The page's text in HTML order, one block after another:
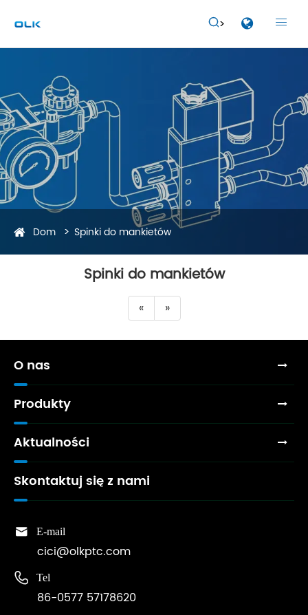
 
Dom Spinki do mankietów
Spinki do mankietów
« »
O nas
Produkty
Aktualności
Skontaktuj się z nami
 E-mail
cici@olkptc.com
 Tel
86-0577 57178620